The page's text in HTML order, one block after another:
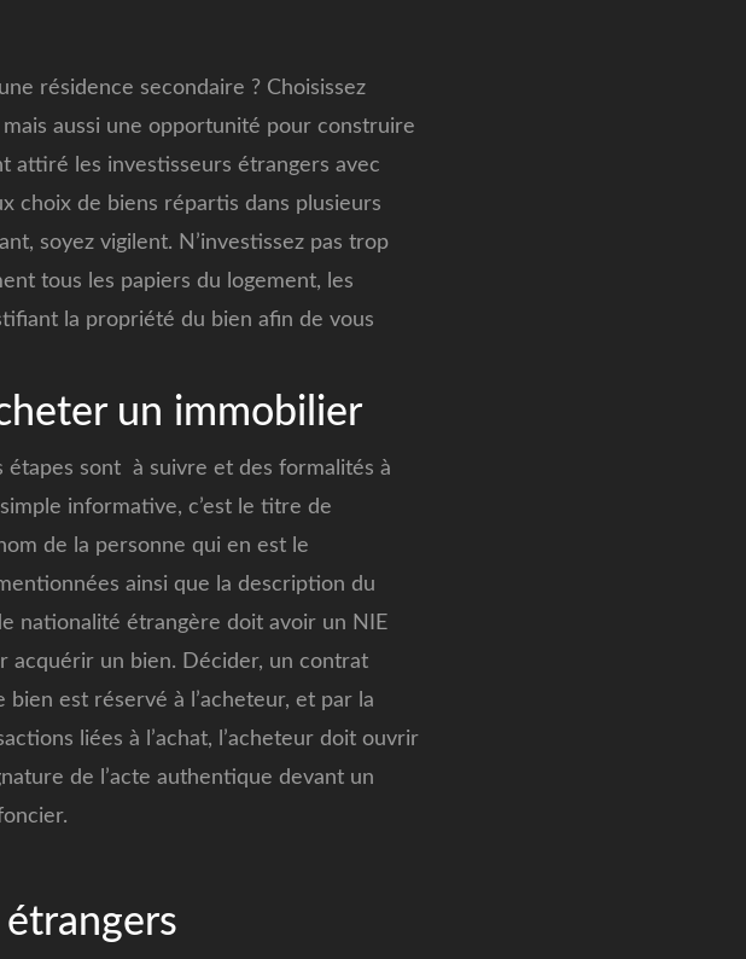
résidence secondaire ? Choisissez
mais aussi une opportunité pour construire
attiré les investisseurs étrangers avec
choix de biens répartis dans plusieurs
soyez vigilent. N’investissez pas trop
tous les papiers du logement, les
la propriété du bien afin de vous
un immobilier
étapes sont à suivre et des formalités à
informative, c’est le titre de
de la personne qui en est le
ainsi que la description du
nationalité étrangère doit avoir un NIE
acquérir un bien. Décider, un contrat
est réservé à l’acheteur, et par la
liées à l’achat, l’acheteur doit ouvrir
de l’acte authentique devant un